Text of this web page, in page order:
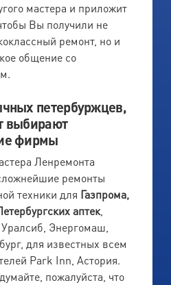
мастера и приложит
Вы получили не
ремонт, но и
общение со
петербуржцев,
выбирают
фирмы
Ленремонта
ремонты
техники для Газпрома,
аптек,
Энергомаш,
для известных всем
Park Inn, Астория.
пожалуйста, что